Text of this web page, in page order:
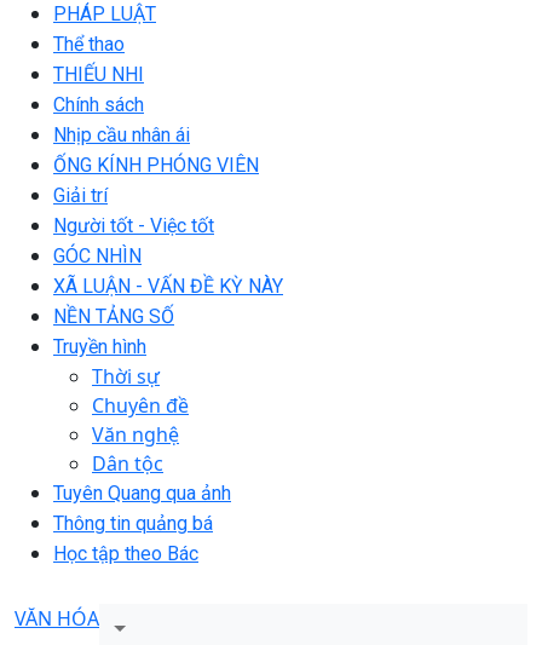
PHÁP LUẬT
Thể thao
THIẾU NHI
Chính sách
Nhịp cầu nhân ái
ỐNG KÍNH PHÓNG VIÊN
Giải trí
Người tốt - Việc tốt
GÓC NHÌN
XÃ LUẬN - VẤN ĐỀ KỲ NÀY
NỀN TẢNG SỐ
Truyền hình
Thời sự
Chuyên đề
Văn nghệ
Dân tộc
Tuyên Quang qua ảnh
Thông tin quảng bá
Học tập theo Bác
VĂN HÓA